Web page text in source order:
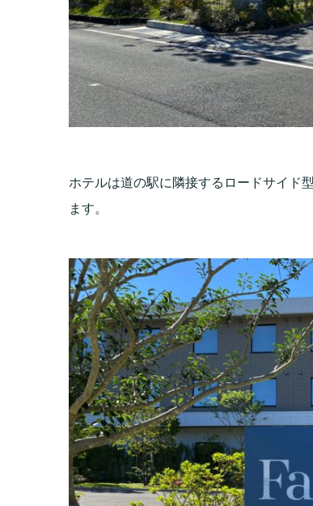
ホテルは道の駅に隣接するロードサイド
ます。